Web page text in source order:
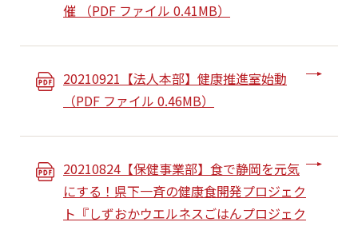
催 （PDF ファイル 0.41MB）
20210921【法人本部】健康推進室始動
（PDF ファイル 0.46MB）
20210824【保健事業部】食で静岡を元気
にする！県下一斉の健康食開発プロジェク
ト『しずおかウエルネスごはんプロジェク